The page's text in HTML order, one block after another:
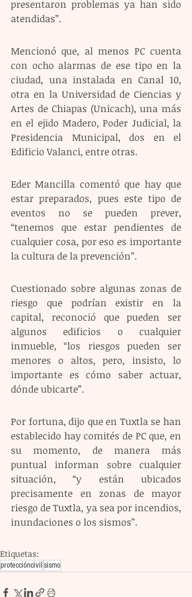
presentaron problemas ya han sido
atendidas”.
Mencionó que, al menos PC cuenta
con ocho alarmas de ese tipo en la
ciudad, una instalada en Canal 10,
otra en la Universidad de Ciencias y
Artes de Chiapas (Unicach), una más
en el ejido Madero, Poder Judicial, la
Presidencia Municipal, dos en el
Edificio Valanci, entre otras.
Eder Mancilla comentó que hay que
estar preparados, pues este tipo de
eventos no se pueden prever,
“tenemos que estar pendientes de
cualquier cosa, por eso es importante
la cultura de la prevención”.
Cuestionado sobre algunas zonas de
riesgo que podrían existir en la
capital, reconoció que pueden ser
algunos edificios o cualquier
inmueble, “los riesgos pueden ser
menores o altos, pero, insisto, lo
importante es cómo saber actuar,
dónde ubicarte”.
Por fortuna, dijo que en Tuxtla se han
establecido hay comités de PC que, en
su momento, de manera más
puntual informan sobre cualquier
situación, “y están ubicados
precisamente en zonas de mayor
riesgo de Tuxtla, ya sea por incendios,
inundaciones o los sismos”.
Etiquetas:
proteccióncivilsismo